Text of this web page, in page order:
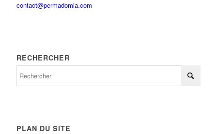
contact@permadomia.com
RECHERCHER
PLAN DU SITE